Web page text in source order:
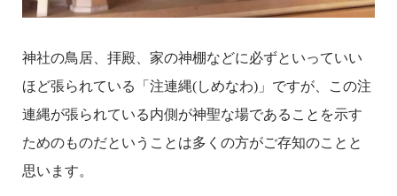
神社の鳥居、拝殿、家の神棚などに必ずといっていい
ほど張られている「注連縄(しめなわ)」ですが、この注
連縄が張られている内側が神聖な場であることを示す
ためのものだということは多くの方がご存知のことと
思います。